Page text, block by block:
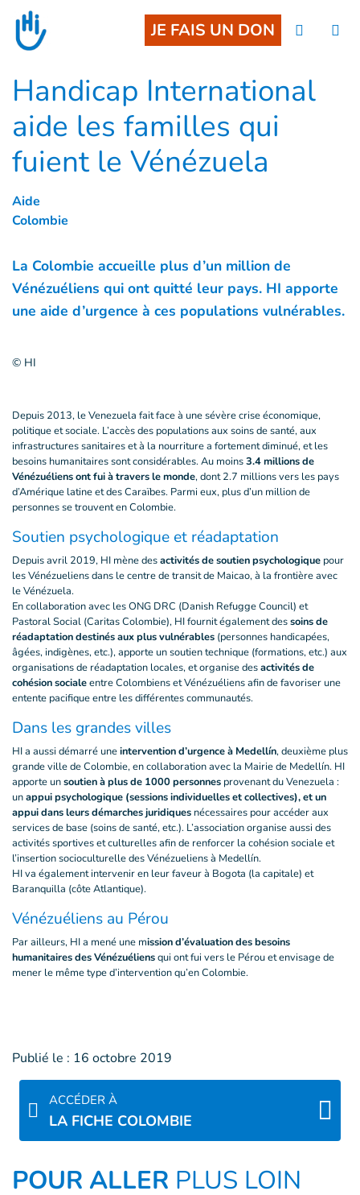
Goto main content
JE FAIS UN DON
Handicap International
aide les familles qui
fuient le Vénézuela
Aide
Colombie
La Colombie accueille plus d’un million de
Vénézuéliens qui ont quitté leur pays. HI apporte
une aide d’urgence à ces populations vulnérables.
© HI
Depuis 2013, le Venezuela fait face à une sévère crise économique,
politique et sociale. L’accès des populations aux soins de santé, aux
infrastructures sanitaires et à la nourriture a fortement diminué, et les
besoins humanitaires sont considérables. Au moins3.4 millions de
Vénézuéliens ont fui à travers le monde, dont 2.7 millions vers les pays
d’Amérique latine et des Caraïbes. Parmi eux, plus d’un million de
personnes se trouvent en Colombie.
Soutien psychologique et réadaptation
Depuis avril 2019, HI mène desactivités de soutien psychologique pour
les Vénézueliens dans le centre de transit de Maicao, à la frontière avec
le Vénézuela.
En collaboration avec les ONG DRC (Danish Refugge Council) et
Pastoral Social (Caritas Colombie), HI fournit également dessoins de
réadaptation destinés aux plus vulnérables (personnes handicapées,
âgées, indigènes, etc.), apporte un soutien technique (formations, etc.) aux
organisations de réadaptation locales, et organise desactivités de
cohésion socialeentre Colombiens et Vénézuéliens afin de favoriser une
entente pacifique entre les différentes communautés.
Dans les grandes villes
HI a aussi démarré uneintervention d’urgence à Medellín, deuxième plus
grande ville de Colombie, en collaboration avec la Mairie de Medellín. HI
apporte unsoutien à plus de 1000 personnes provenant du Venezuela :
unappui psychologique (sessions individuelles et collectives), et un
appui dans leurs démarches juridiques nécessaires pour accéder aux
services de base (soins de santé, etc.). L’association organise aussi des
activités sportives et culturelles afin de renforcer la cohésion sociale et
l’insertion socioculturelle des Vénézueliens à Medellín.
HI va également intervenir en leur faveur à Bogota (la capitale) et
Baranquilla (côte Atlantique).
Vénézuéliens au Pérou
Par ailleurs, HI a mené une mission d’évaluation des besoins
humanitaires des Vénézuéliensqui ont fui vers le Pérou et envisage de
mener le même type d’intervention qu’en Colombie.
Publié le : 16 octobre 2019
ACCÉDER À
LA FICHE COLOMBIE
POUR ALLER PLUS LOIN